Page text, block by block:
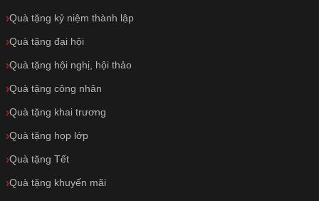
Quà tặng kỷ niệm thành lập
Quà tặng đại hội
Quà tặng hội nghị, hội thảo
Quà tặng công nhân
Quà tặng khai trương
Quà tặng họp lớp
Quà tặng Tết
Quà tặng khuyến mãi